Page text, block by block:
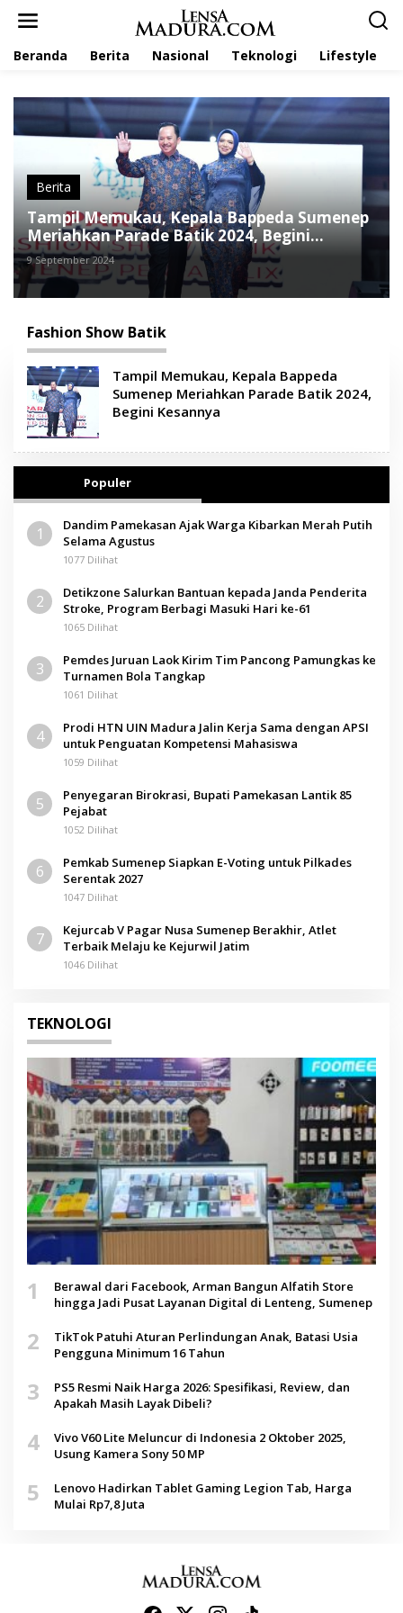
Beranda Berita Nasional Teknologi Lifestyle
Berita
Tampil Memukau, Kepala Bappeda Sumenep
Meriahkan Parade Batik 2024, Begini
Kesannya
9 September 2024
Fashion Show Batik
Tampil Memukau, Kepala Bappeda
Sumenep Meriahkan Parade Batik 2024,
Begini Kesannya
Populer
1
Dandim Pamekasan Ajak Warga Kibarkan Merah Putih
Selama Agustus
1077 Dilihat
2
Detikzone Salurkan Bantuan kepada Janda Penderita
Stroke, Program Berbagi Masuki Hari ke-61
1065 Dilihat
3
Pemdes Juruan Laok Kirim Tim Pancong Pamungkas ke
Turnamen Bola Tangkap
1061 Dilihat
4
Prodi HTN UIN Madura Jalin Kerja Sama dengan APSI
untuk Penguatan Kompetensi Mahasiswa
1059 Dilihat
5
Penyegaran Birokrasi, Bupati Pamekasan Lantik 85
Pejabat
1052 Dilihat
6
Pemkab Sumenep Siapkan E-Voting untuk Pilkades
Serentak 2027
1047 Dilihat
7
Kejurcab V Pagar Nusa Sumenep Berakhir, Atlet
Terbaik Melaju ke Kejurwil Jatim
1046 Dilihat
TEKNOLOGI
1
Berawal dari Facebook, Arman Bangun Alfatih Store
hingga Jadi Pusat Layanan Digital di Lenteng, Sumenep
2
TikTok Patuhi Aturan Perlindungan Anak, Batasi Usia
Pengguna Minimum 16 Tahun
3
PS5 Resmi Naik Harga 2026: Spesifikasi, Review, dan
Apakah Masih Layak Dibeli?
4
Vivo V60 Lite Meluncur di Indonesia 2 Oktober 2025,
Usung Kamera Sony 50 MP
5
Lenovo Hadirkan Tablet Gaming Legion Tab, Harga
Mulai Rp7,8 Juta